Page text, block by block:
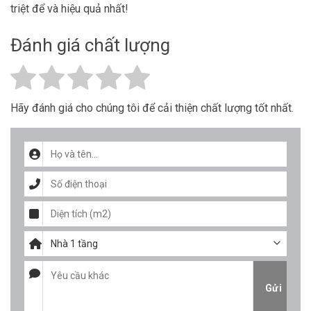
triệt để và hiệu quả nhất!
Đánh giá chất lượng
Hãy đánh giá cho chúng tôi để cải thiện chất lượng tốt nhất.